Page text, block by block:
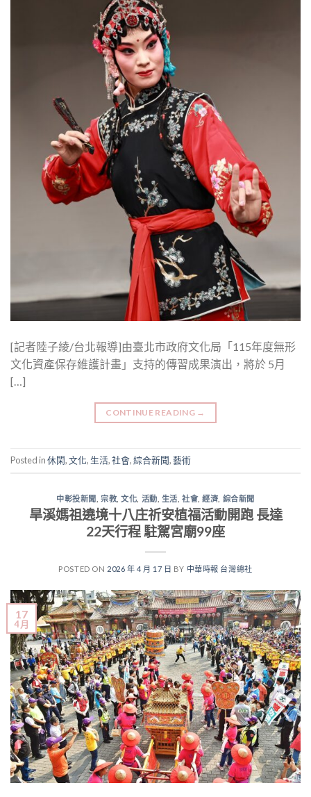
[記者陸子綾/台北報導]由臺北市政府文化局「115年度無形
文化資產保存維護計畫」支持的傳習成果演出，將於 5月
[…]
CONTINUE READING →
Posted in休閑,文化,生活,社會,綜合新聞,藝術
中彰投新聞 ,宗教,文化 活動 生活 ,社會,經濟 綜合新聞
旱溪媽祖遶境十八庄祈安植福活動開跑 長達
22天行程 駐駕宮廟99座
POSTED ON 2026 年 4 月 17 日 BY 中華時報 台灣總社
17
4 月